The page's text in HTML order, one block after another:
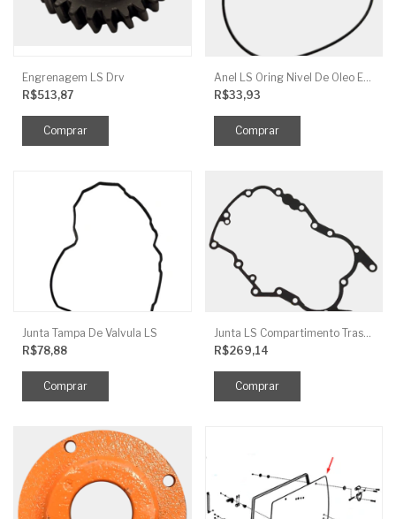
Engrenagem LS Drv
R$513,87
Anel LS Oring Nivel De Oleo EGQ125
R$33,93
Junta Tampa De Valvula LS
R$78,88
Junta LS Compartimento Traseiro EGQ155
R$269,14